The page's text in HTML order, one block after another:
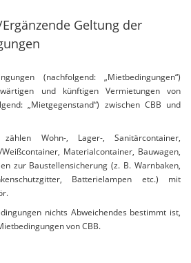
Geltung der
(nachfolgend: „Mietbedingungen“)
und künftigen Vermietungen von
„Mietgegenstand“) zwischen CBB und
Wohn-, Lager-, Sanitärcontainer,
Weißcontainer, Materialcontainer, Bauwagen,
zur Baustellensicherung (z. B. Warnbaken,
Batterielampen etc.) mit
nichts Abweichendes bestimmt ist,
von CBB.